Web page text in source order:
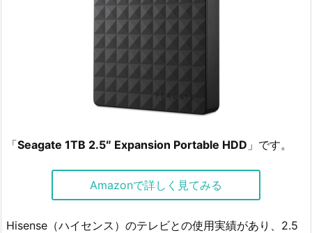
「Seagate 1TB 2.5″ Expansion Portable HDD 」です。
Amazonで詳しく見てみる
Hisense（ハイセンス）のテレビとの使用実績があり、2.5